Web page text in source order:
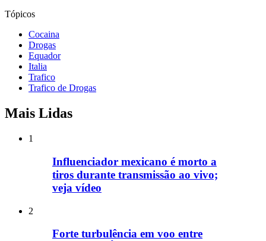
Tópicos
Cocaina
Drogas
Equador
Italia
Trafico
Trafico de Drogas
Mais Lidas
1
Influenciador mexicano é morto a
tiros durante transmissão ao vivo;
veja vídeo
2
Forte turbulência em voo entre